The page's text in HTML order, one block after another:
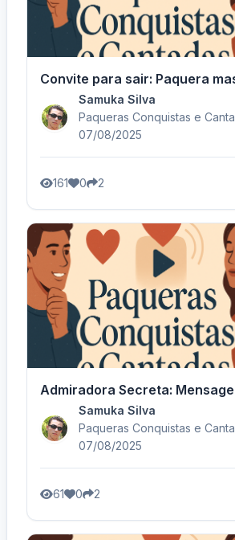
Convite para sair: Paquera
Samuka Silva
Paqueras Conquistas e
07/08/2025
161 0 2
Admiradora Secreta:
Samuka Silva
Paqueras Conquistas e
07/08/2025
61 0 2